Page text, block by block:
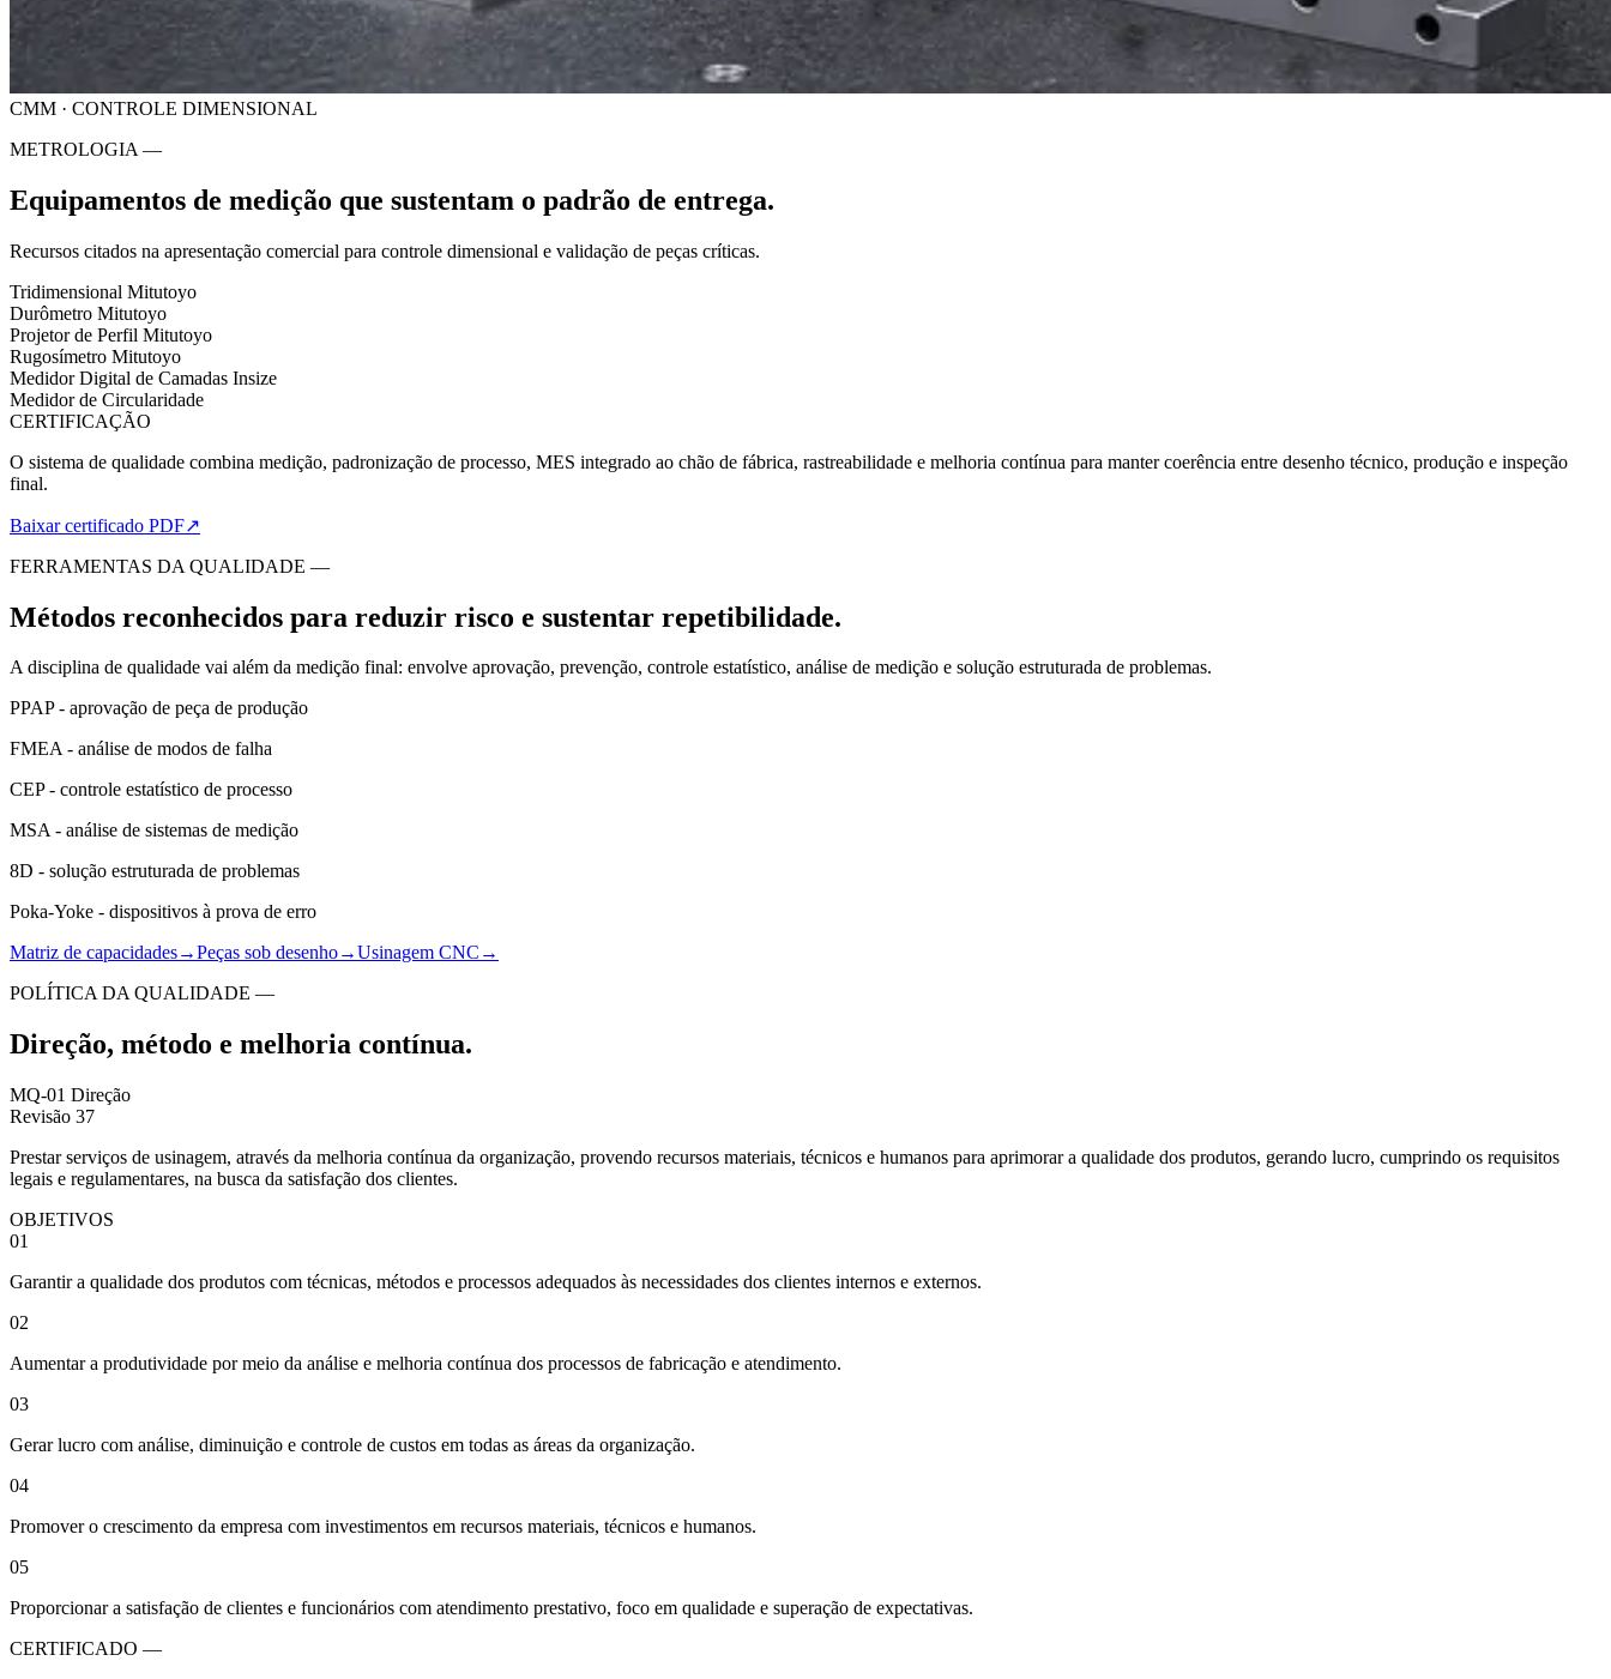
CMM · CONTROLE DIMENSIONAL
METROLOGIA —
Equipamentos de medição que sustentam o padrão de entrega.
Recursos citados na apresentação comercial para controle dimensional e validação de peças críticas.
Tridimensional Mitutoyo
Durômetro Mitutoyo
Projetor de Perfil Mitutoyo
Rugosímetro Mitutoyo
Medidor Digital de Camadas Insize
Medidor de Circularidade
CERTIFICAÇÃO
O sistema de qualidade combina medição, padronização de processo, MES integrado ao chão de fábrica, rastreabilidade e melhoria contínua para manter coerência entre desenho técnico, produção e inspeção
final.
Baixar certificado PDF↗
FERRAMENTAS DA QUALIDADE —
Métodos reconhecidos para reduzir risco e sustentar repetibilidade.
A disciplina de qualidade vai além da medição final: envolve aprovação, prevenção, controle estatístico, análise de medição e solução estruturada de problemas.
PPAP - aprovação de peça de produção
FMEA - análise de modos de falha
CEP - controle estatístico de processo
MSA - análise de sistemas de medição
8D - solução estruturada de problemas
Poka-Yoke - dispositivos à prova de erro
Matriz de capacidades→Peças sob desenho→Usinagem CNC →
POLÍTICA DA QUALIDADE —
Direção, método e melhoria contínua.
MQ-01 Direção
Revisão 37
Prestar serviços de usinagem, através da melhoria contínua da organização, provendo recursos materiais, técnicos e humanos para aprimorar a qualidade dos produtos, gerando lucro, cumprindo os requisitos
legais e regulamentares, na busca da satisfação dos clientes.
OBJETIVOS
01
Garantir a qualidade dos produtos com técnicas, métodos e processos adequados às necessidades dos clientes internos e externos.
02
Aumentar a produtividade por meio da análise e melhoria contínua dos processos de fabricação e atendimento.
03
Gerar lucro com análise, diminuição e controle de custos em todas as áreas da organização.
04
Promover o crescimento da empresa com investimentos em recursos materiais, técnicos e humanos.
05
Proporcionar a satisfação de clientes e funcionários com atendimento prestativo, foco em qualidade e superação de expectativas.
CERTIFICADO —